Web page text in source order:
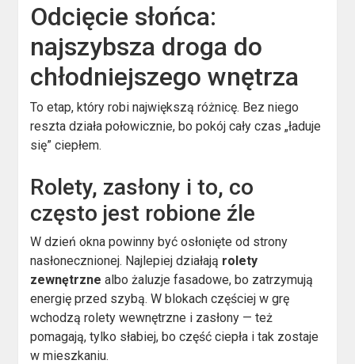
Odcięcie słońca:
najszybsza droga do
chłodniejszego wnętrza
To etap, który robi największą różnicę. Bez niego
reszta działa połowicznie, bo pokój cały czas „ładuje
się” ciepłem.
Rolety, zasłony i to, co
często jest robione źle
W dzień okna powinny być osłonięte od strony
nasłonecznionej. Najlepiej działają rolety
zewnętrzne albo żaluzje fasadowe, bo zatrzymują
energię przed szybą. W blokach częściej w grę
wchodzą rolety wewnętrzne i zasłony — też
pomagają, tylko słabiej, bo część ciepła i tak zostaje
w mieszkaniu.